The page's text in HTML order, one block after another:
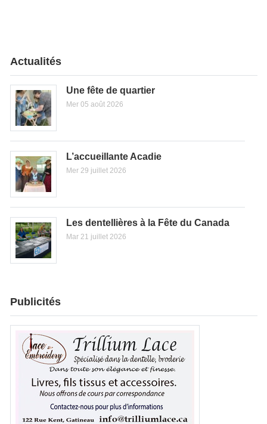
Actualités
Une fête de quartier
Mer 05 août 2026
L’accueillante Acadie
Mer 29 juillet 2026
Les dentellières à la Fête du Canada
Mar 21 juillet 2026
Publicités